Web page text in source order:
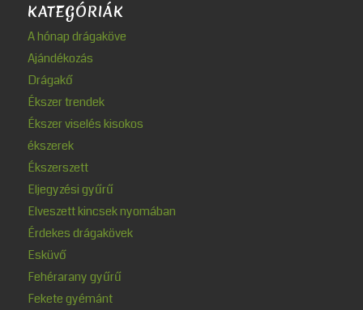
KATEGÓRIÁK
A hónap drágaköve
Ajándékozás
Drágakő
Ékszer trendek
Ékszer viselés kisokos
ékszerek
Ékszerszett
Eljegyzési gyűrű
Elveszett kincsek nyomában
Érdekes drágakövek
Esküvő
Fehérarany gyűrű
Fekete gyémánt